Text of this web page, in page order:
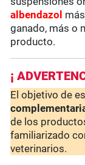
albendazol
ganado, más o
producto.
¡
El objetivo de
de los
familiarizado
veterinarios.